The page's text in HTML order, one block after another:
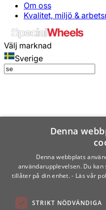
Om oss
Kvalitet, miljö &
Välj marknad
Sverige
Denna
Denna webbplats
användarupplevelsen. Du
tillåter på din enhet. - Läs vår
STRIKT NÖDVÄNDIGA